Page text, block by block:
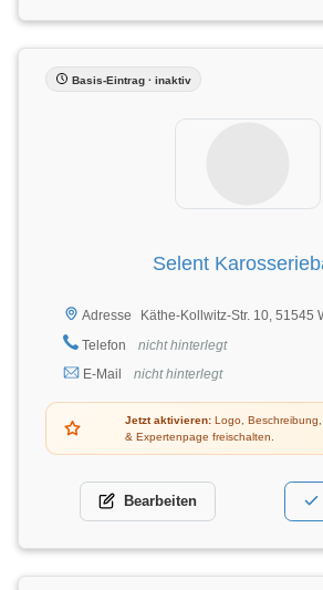
Basis-Eintrag · inaktiv
Selent
Adresse
Käthe-Kollwitz-Str. 10, 51545
Telefon
nicht hinterlegt
E-Mail
nicht hinterlegt
Jetzt aktivieren: Logo,
& Expertenpage freischalten.
Bearbeiten